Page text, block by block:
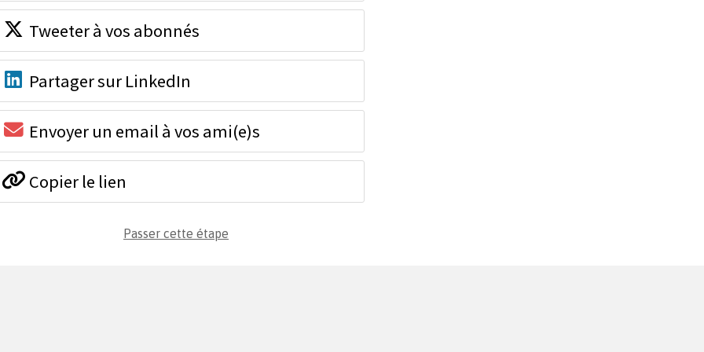
Tweeter à vos abonnés
Partager sur LinkedIn
Envoyer un email à vos ami(e)s
Copier le lien
Passer cette étape